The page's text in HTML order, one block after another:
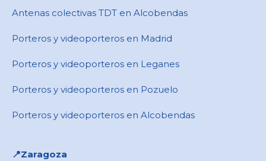
Antenas colectivas TDT en Alcobendas
Porteros y videoporteros en Madrid
Porteros y videoporteros en Leganes
Porteros y videoporteros en Pozuelo
Porteros y videoporteros en Alcobendas
📍Zaragoza